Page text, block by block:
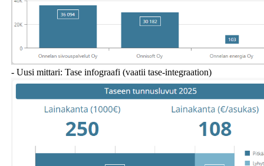
- Uusi mittari: Tase infograafi (vaatii tase-integraation)